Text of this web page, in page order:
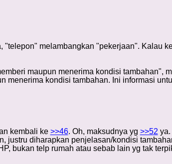
melambangkan "pekerjaan". Kalau
maupun menerima kondisi tambahan",
menerima kondisi tambahan. Ini informasi
kembali ke >>46. Oh, maksudnya yg >>52 ya.
justru diharapkan penjelasan/kondisi
bukan telp rumah atau sebab lain yg tak